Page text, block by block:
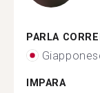
PARLA
IMPARA